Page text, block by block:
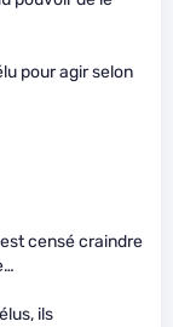
pour agir selon
censé craindre
ils